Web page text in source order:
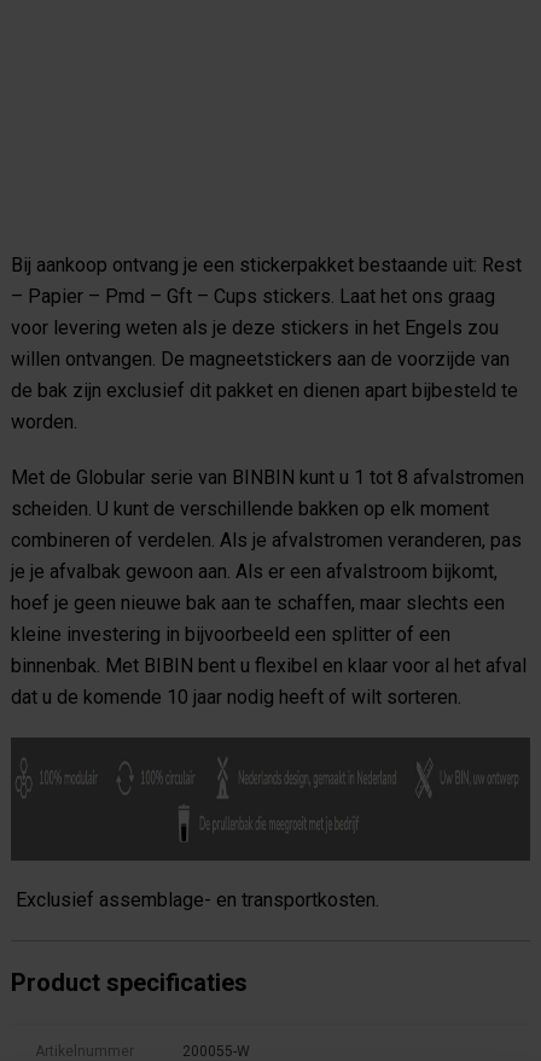
Bij aankoop ontvang je een stickerpakket bestaande uit: Rest
– Papier – Pmd – Gft – Cups stickers. Laat het ons graag
voor levering weten als je deze stickers in het Engels zou
willen ontvangen. De magneetstickers aan de voorzijde van
de bak zijn exclusief dit pakket en dienen apart bijbesteld te
worden.
Met de Globular serie van BINBIN kunt u 1 tot 8 afvalstromen
scheiden. U kunt de verschillende bakken op elk moment
combineren of verdelen. Als je afvalstromen veranderen, pas
je je afvalbak gewoon aan. Als er een afvalstroom bijkomt,
hoef je geen nieuwe bak aan te schaffen, maar slechts een
kleine investering in bijvoorbeeld een splitter of een
binnenbak. Met BIBIN bent u flexibel en klaar voor al het afval
dat u de komende 10 jaar nodig heeft of wilt sorteren.
Exclusief assemblage- en transportkosten.
Product specificaties
Artikelnummer 200055-W